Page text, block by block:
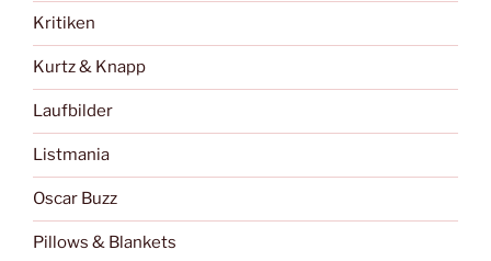
Kritiken
Kurtz & Knapp
Laufbilder
Listmania
Oscar Buzz
Pillows & Blankets